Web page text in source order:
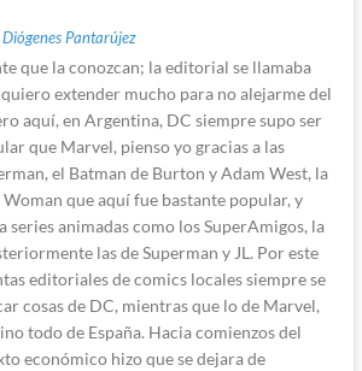
Diógenes Pantarújez
que la conozcan; la editorial se llamaba
extender mucho para no alejarme del
aquí, en Argentina, DC siempre supo ser
que Marvel, pienso yo gracias a las
el Batman de Burton y Adam West, la
que aquí fue bastante popular, y
series animadas como los SuperAmigos, la
las de Superman y JL. Por este
editoriales de comics locales siempre se
cosas de DC, mientras que lo de Marvel,
todo de España. Hacia comienzos del
económico hizo que se dejara de